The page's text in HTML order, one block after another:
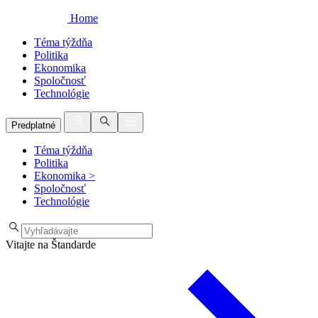
Home
Téma týždňa
Politika
Ekonomika
Spoločnosť
Technológie
Predplatné
Téma týždňa
Politika
Ekonomika >
Spoločnosť
Technológie
Vitajte na Štandarde